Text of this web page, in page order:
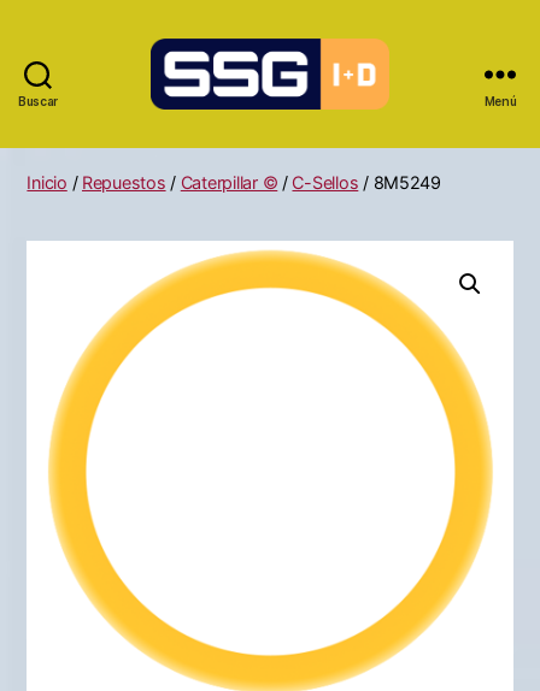
Buscar Menú
Inicio / Repuestos / Caterpillar © / C-Sellos / 8M5249